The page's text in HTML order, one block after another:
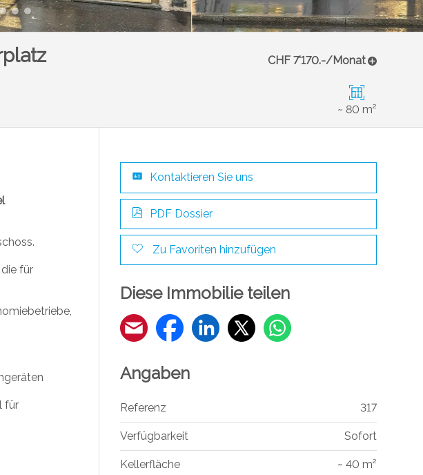
CHF 7'170.-/Monat
~ 80 m²
für
für
Kontaktieren Sie uns
PDF Dossier
Zu Favoriten hinzufügen
Diese Immobilie teilen
Angaben
Referenz 317
Verfügbarkeit Sofort
Kellerfläche ~ 40 m²